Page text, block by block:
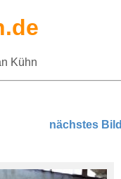
Kühn
nächstes Bild